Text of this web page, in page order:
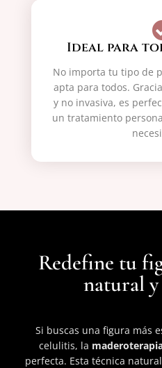
Ideal para
No importa tu tipo de
apta para todos.
y no invasiva, es
un tratamiento
Redefine tu
natural
Si buscas una figura más
celulitis, la
perfecta. Esta técnica